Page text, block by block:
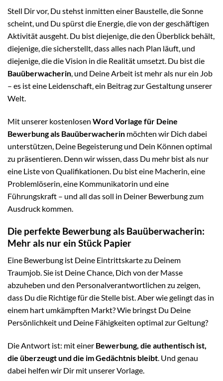
Stell Dir vor, Du stehst inmitten einer Baustelle, die Sonne
scheint, und Du spürst die Energie, die von der geschäftigen
Aktivität ausgeht. Du bist diejenige, die den Überblick behält,
diejenige, die sicherstellt, dass alles nach Plan läuft, und
diejenige, die die Vision in die Realität umsetzt. Du bist die
Bauüberwacherin, und Deine Arbeit ist mehr als nur ein Job
– es ist eine Leidenschaft, ein Beitrag zur Gestaltung unserer
Welt.
Mit unserer kostenlosen Word Vorlage für Deine
Bewerbung als Bauüberwacherin möchten wir Dich dabei
unterstützen, Deine Begeisterung und Dein Können optimal
zu präsentieren. Denn wir wissen, dass Du mehr bist als nur
eine Liste von Qualifikationen. Du bist eine Macherin, eine
Problemlöserin, eine Kommunikatorin und eine
Führungskraft – und all das soll in Deiner Bewerbung zum
Ausdruck kommen.
Die perfekte Bewerbung als Bauüberwacherin:
Mehr als nur ein Stück Papier
Eine Bewerbung ist Deine Eintrittskarte zu Deinem
Traumjob. Sie ist Deine Chance, Dich von der Masse
abzuheben und den Personalverantwortlichen zu zeigen,
dass Du die Richtige für die Stelle bist. Aber wie gelingt das in
einem hart umkämpften Markt? Wie bringst Du Deine
Persönlichkeit und Deine Fähigkeiten optimal zur Geltung?
Die Antwort ist: mit einer Bewerbung, die authentisch ist,
die überzeugt und die im Gedächtnis bleibt. Und genau
dabei helfen wir Dir mit unserer Vorlage.